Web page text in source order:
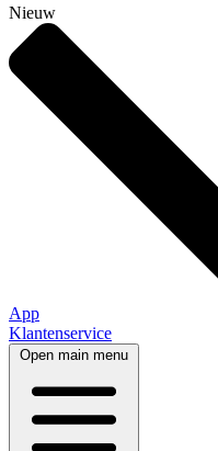
Nieuw
App
Klantenservice
Open main menu